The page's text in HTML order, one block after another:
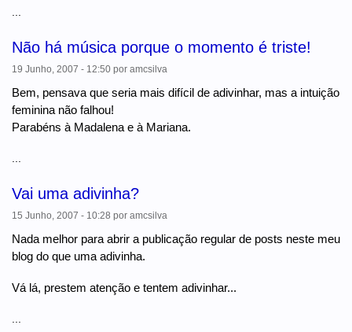
Não há música porque o momento é triste!
19 Junho, 2007 - 12:50 por amcsilva
Bem, pensava que seria mais difícil de adivinhar, mas a intuição
feminina não falhou!
Parabéns à Madalena e à Mariana.
Vai uma adivinha?
15 Junho, 2007 - 10:28 por amcsilva
Nada melhor para abrir a publicação regular de posts neste meu
blog do que uma adivinha.
Vá lá, prestem atenção e tentem adivinhar...